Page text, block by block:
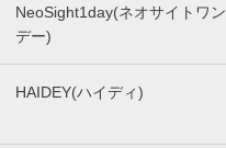
NeoSight1day(ネオサイトワン
デー)
HAIDEY(ハイディ)